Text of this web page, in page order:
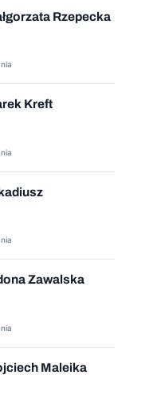
Rzepecka
Kreft
Zawalska
Maleika